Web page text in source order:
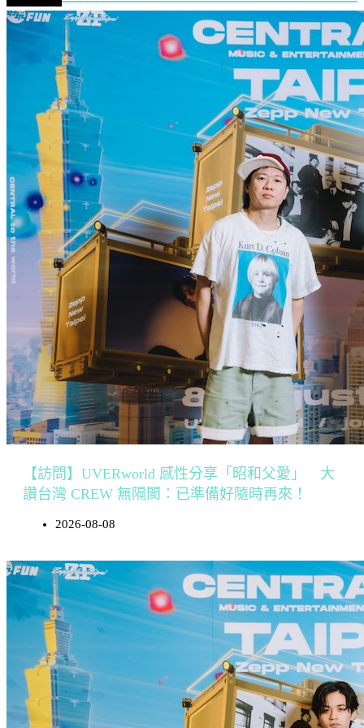
【訪問】UVERworld 感性分享「昭和父愛」 大
讚台灣 CREW 無隔閡：已準備好隨時再來！
2026-08-08